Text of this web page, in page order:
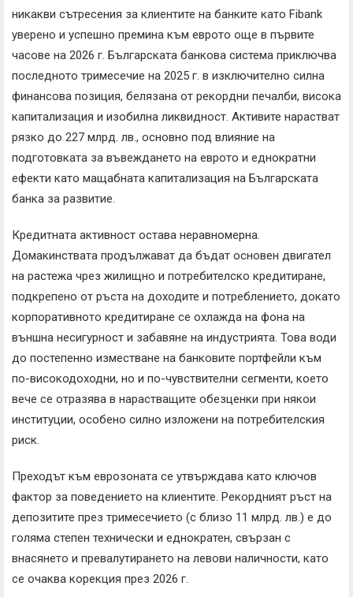
никакви сътресения за клиентите на банките като Fibank
уверено и успешно премина към еврото още в първите
часове на 2026 г. Българската банкова система приключва
последното тримесечие на 2025 г. в изключително силна
финансова позиция, белязана от рекордни печалби, висока
капитализация и изобилна ликвидност. Активите нарастват
рязко до 227 млрд. лв., основно под влияние на
подготовката за въвеждането на еврото и еднократни
ефекти като мащабната капитализация на Българската
банка за развитие.
Кредитната активност остава неравномерна.
Домакинствата продължават да бъдат основен двигател
на растежа чрез жилищно и потребителско кредитиране,
подкрепено от ръста на доходите и потреблението, докато
корпоративното кредитиране се охлажда на фона на
външна несигурност и забавяне на индустрията. Това води
до постепенно изместване на банковите портфейли към
по-високодоходни, но и по-чувствителни сегменти, което
вече се отразява в нарастващите обезценки при някои
институции, особено силно изложени на потребителския
риск.
Преходът към еврозоната се утвърждава като ключов
фактор за поведението на клиентите. Рекордният ръст на
депозитите през тримесечието (с близо 11 млрд. лв.) е до
голяма степен технически и еднократен, свързан с
внасянето и превалутирането на левови наличности, като
се очаква корекция през 2026 г.